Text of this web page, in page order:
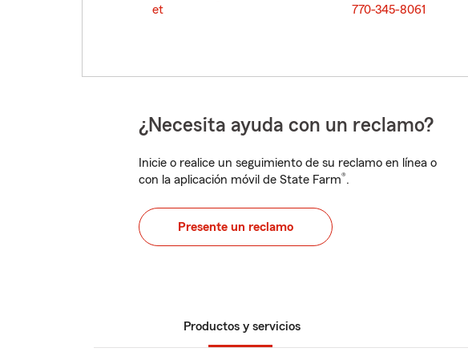
et
770-345-8061
¿Necesita ayuda con un reclamo?
Inicie o realice un seguimiento de su reclamo en línea o
con la aplicación móvil de State Farm®.
Presente un reclamo
Productos y servicios